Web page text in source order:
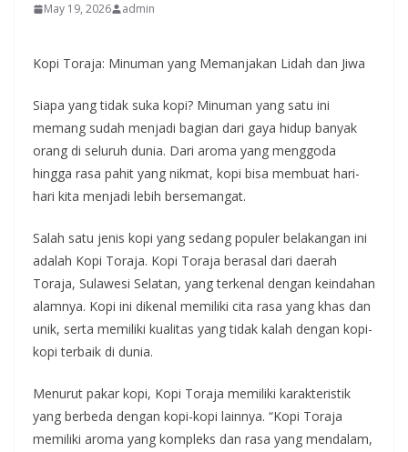
May 19, 2026 admin
Kopi Toraja: Minuman yang Memanjakan Lidah dan Jiwa
Siapa yang tidak suka kopi? Minuman yang satu ini
memang sudah menjadi bagian dari gaya hidup banyak
orang di seluruh dunia. Dari aroma yang menggoda
hingga rasa pahit yang nikmat, kopi bisa membuat hari-
hari kita menjadi lebih bersemangat.
Salah satu jenis kopi yang sedang populer belakangan ini
adalah Kopi Toraja. Kopi Toraja berasal dari daerah
Toraja, Sulawesi Selatan, yang terkenal dengan keindahan
alamnya. Kopi ini dikenal memiliki cita rasa yang khas dan
unik, serta memiliki kualitas yang tidak kalah dengan kopi-
kopi terbaik di dunia.
Menurut pakar kopi, Kopi Toraja memiliki karakteristik
yang berbeda dengan kopi-kopi lainnya. “Kopi Toraja
memiliki aroma yang kompleks dan rasa yang mendalam,